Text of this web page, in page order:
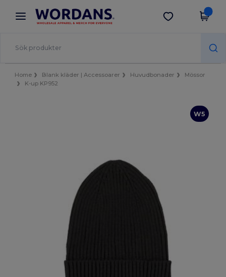
× Wordans-app
Bättre priser i appen!
Hämta app
Home Blank kläder | Accessoarer Huvudbonader
Mössor
K-up KP952
W5